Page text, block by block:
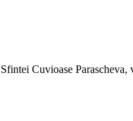
Cuvioase